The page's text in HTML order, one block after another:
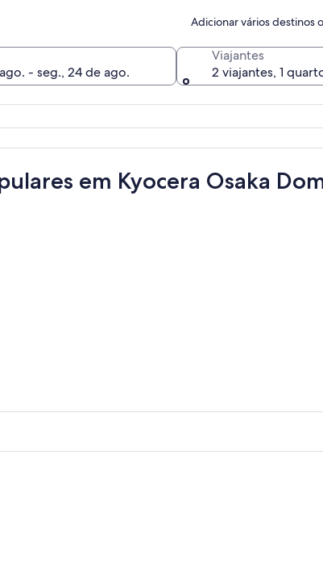
cercado por árvores e um céu azul límpido. Um edifício
Adicionar vários destinos
- seg., 24 de ago.
Viajantes
2 viajantes, 1
em Kyocera Osaka